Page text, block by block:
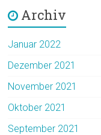
Archiv
Januar 2022
Dezember 2021
November 2021
Oktober 2021
September 2021